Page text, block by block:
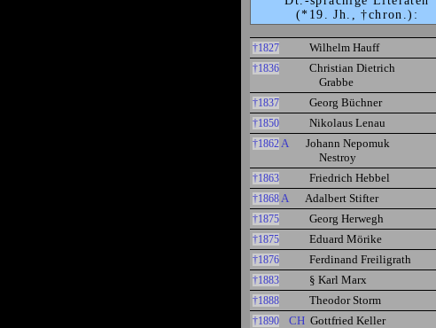
(*19. Jh., †chron.):
†1827 Wilhelm Hauff
†1836
Christian Dietrich
Grabbe
†1837 Georg Büchner
†1850 Nikolaus Lenau
†1862A
Johann Nepomuk
Nestroy
†1863 Friedrich Hebbel
†1868A Adalbert Stifter
†1875 Georg Herwegh
†1875 Eduard Mörike
†1876 Ferdinand Freiligrath
†1883 § Karl Marx
†1888 Theodor Storm
†1890 CH Gottfried Keller